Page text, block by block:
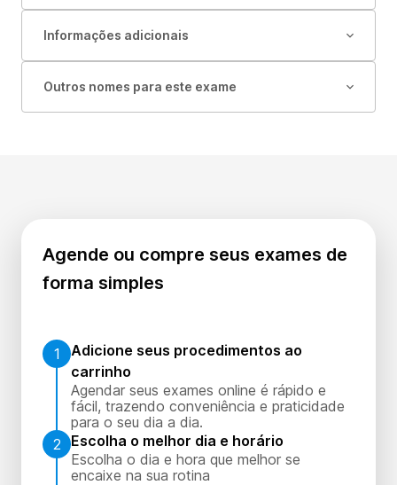
Informações adicionais
Outros nomes para este exame
Agende ou compre seus exames de
forma simples
1
Adicione seus procedimentos ao
carrinho
Agendar seus exames online é rápido e
fácil, trazendo conveniência e praticidade
para o seu dia a dia.
2
Escolha o melhor dia e horário
Escolha o dia e hora que melhor se
encaixe na sua rotina